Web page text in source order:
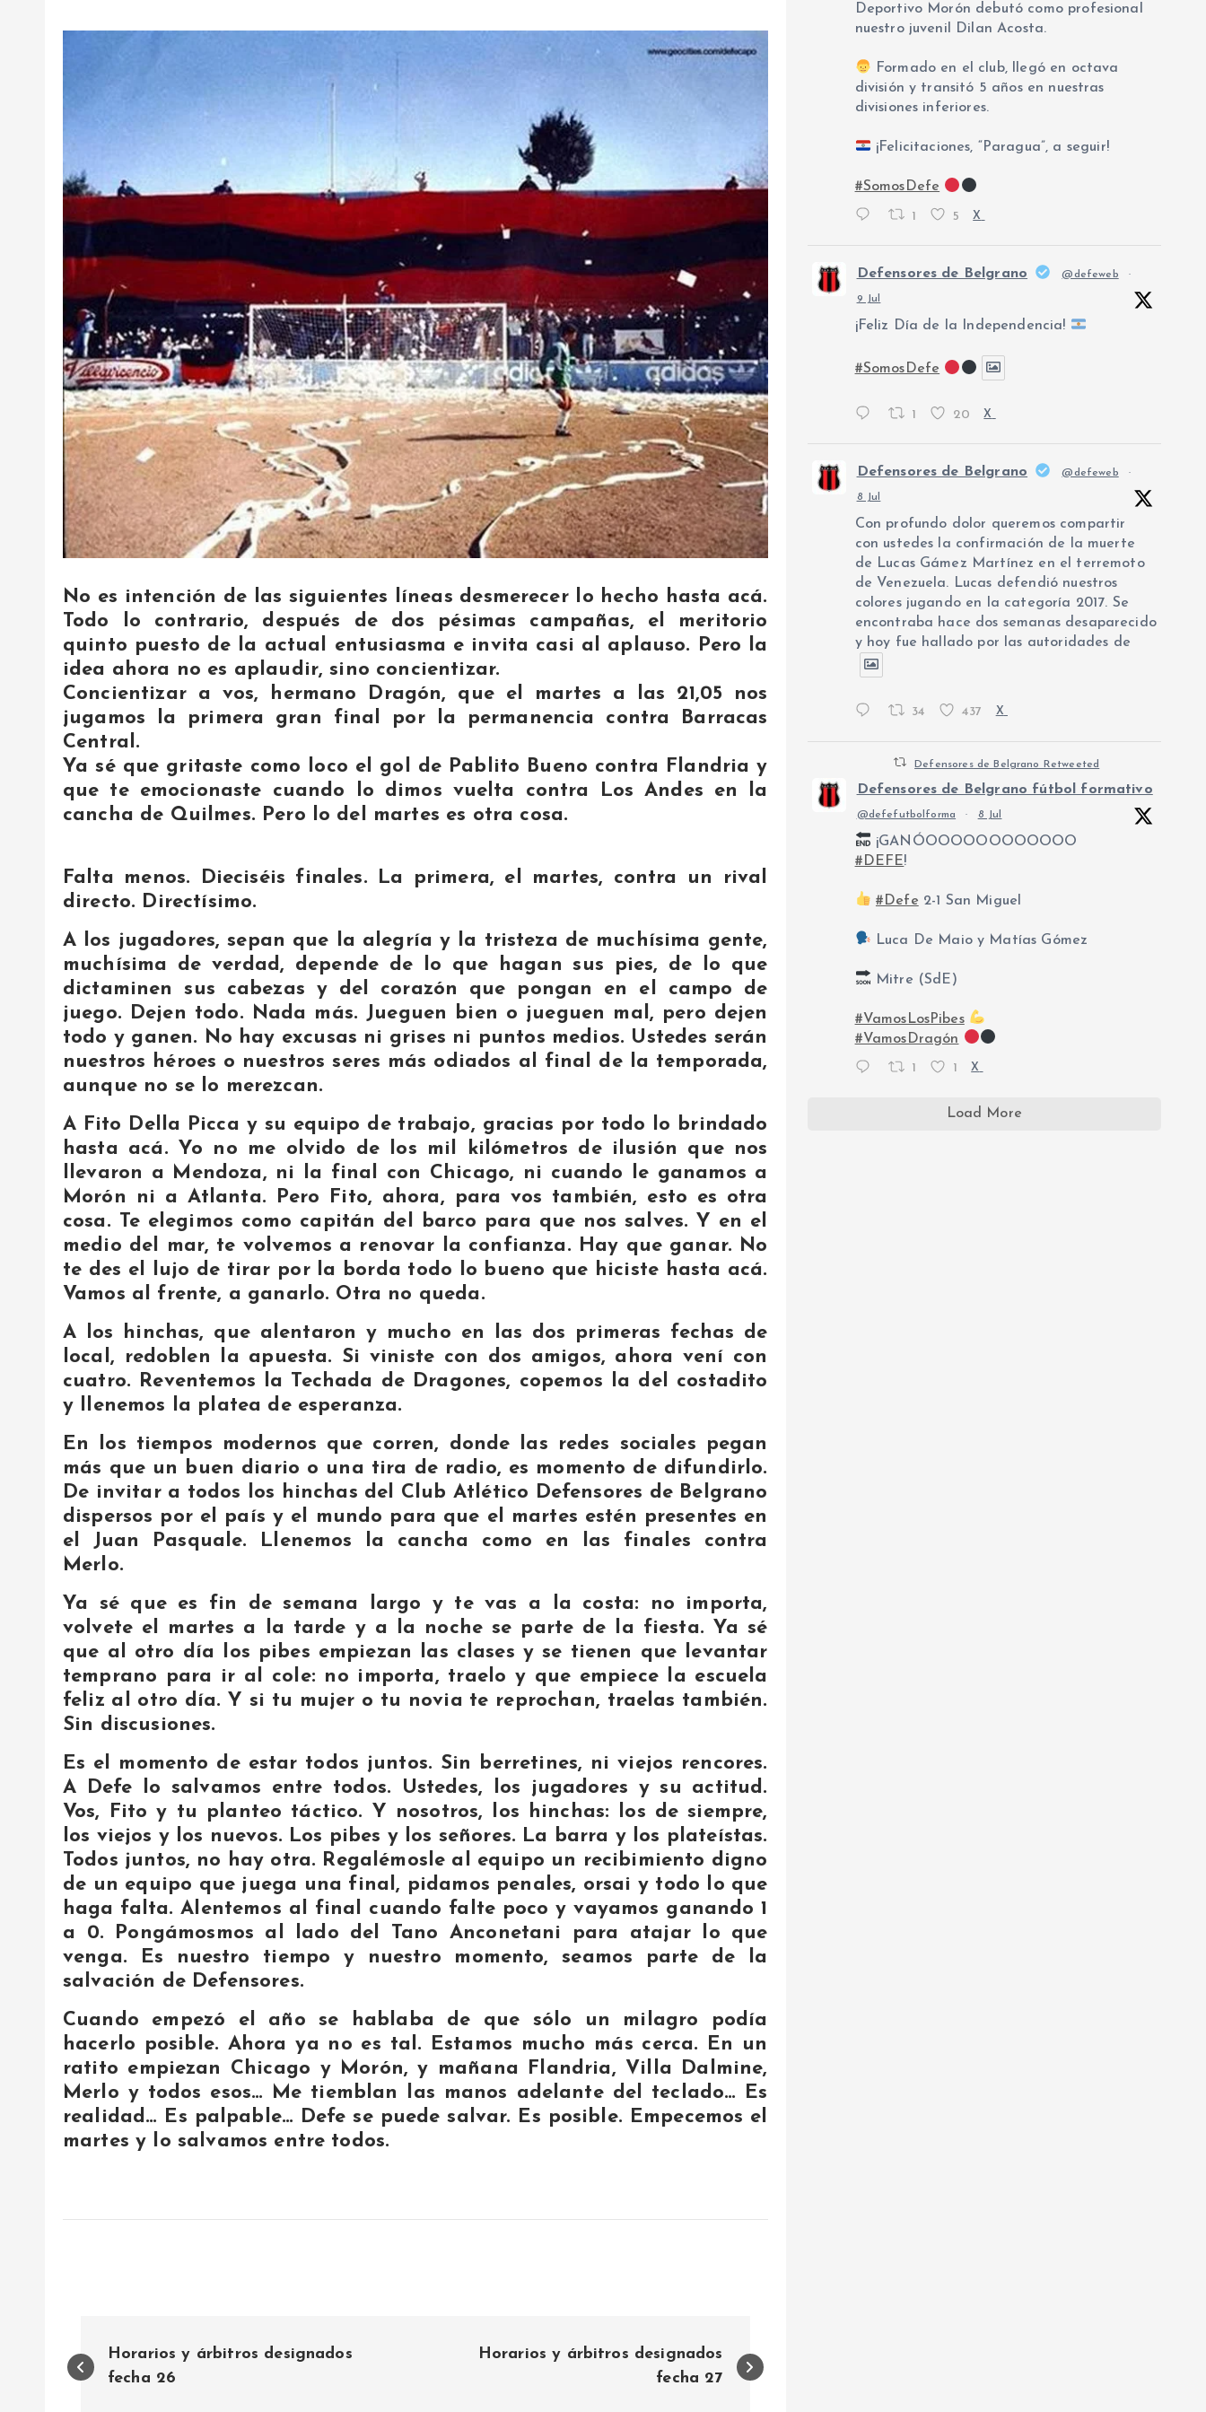
No es intención de las siguientes líneas desmerecer lo hecho hasta acá.
Todo lo contrario, después de dos pésimas campañas, el meritorio
quinto puesto de la actual entusiasma e invita casi al aplauso. Pero la
idea ahora no es aplaudir, sino concientizar.
Concientizar a vos, hermano Dragón, que el martes a las 21,05 nos
jugamos la primera gran final por la permanencia contra Barracas
Central.
Ya sé que gritaste como loco el gol de Pablito Bueno contra Flandria y
que te emocionaste cuando lo dimos vuelta contra Los Andes en la
cancha de Quilmes. Pero lo del martes es otra cosa.
Falta menos. Dieciséis finales. La primera, el martes, contra un rival
directo. Directísimo.
A los jugadores, sepan que la alegría y la tristeza de muchísima gente,
muchísima de verdad, depende de lo que hagan sus pies, de lo que
dictaminen sus cabezas y del corazón que pongan en el campo de
juego. Dejen todo. Nada más. Jueguen bien o jueguen mal, pero dejen
todo y ganen. No hay excusas ni grises ni puntos medios. Ustedes serán
nuestros héroes o nuestros seres más odiados al final de la temporada,
aunque no se lo merezcan.
A Fito Della Picca y su equipo de trabajo, gracias por todo lo brindado
hasta acá. Yo no me olvido de los mil kilómetros de ilusión que nos
llevaron a Mendoza, ni la final con Chicago, ni cuando le ganamos a
Morón ni a Atlanta. Pero Fito, ahora, para vos también, esto es otra
cosa. Te elegimos como capitán del barco para que nos salves. Y en el
medio del mar, te volvemos a renovar la confianza. Hay que ganar. No
te des el lujo de tirar por la borda todo lo bueno que hiciste hasta acá.
Vamos al frente, a ganarlo. Otra no queda.
A los hinchas, que alentaron y mucho en las dos primeras fechas de
local, redoblen la apuesta. Si viniste con dos amigos, ahora vení con
cuatro. Reventemos la Techada de Dragones, copemos la del costadito
y llenemos la platea de esperanza.
En los tiempos modernos que corren, donde las redes sociales pegan
más que un buen diario o una tira de radio, es momento de difundirlo.
De invitar a todos los hinchas del Club Atlético Defensores de Belgrano
dispersos por el país y el mundo para que el martes estén presentes en
el Juan Pasquale. Llenemos la cancha como en las finales contra
Merlo.
Ya sé que es fin de semana largo y te vas a la costa: no importa,
volvete el martes a la tarde y a la noche se parte de la fiesta. Ya sé
que al otro día los pibes empiezan las clases y se tienen que levantar
temprano para ir al cole: no importa, traelo y que empiece la escuela
feliz al otro día. Y si tu mujer o tu novia te reprochan, traelas también.
Sin discusiones.
Es el momento de estar todos juntos. Sin berretines, ni viejos rencores.
A Defe lo salvamos entre todos. Ustedes, los jugadores y su actitud.
Vos, Fito y tu planteo táctico. Y nosotros, los hinchas: los de siempre,
los viejos y los nuevos. Los pibes y los señores. La barra y los plateístas.
Todos juntos, no hay otra. Regalémosle al equipo un recibimiento digno
de un equipo que juega una final, pidamos penales, orsai y todo lo que
haga falta. Alentemos al final cuando falte poco y vayamos ganando 1
a 0. Pongámosmos al lado del Tano Anconetani para atajar lo que
venga. Es nuestro tiempo y nuestro momento, seamos parte de la
salvación de Defensores.
Cuando empezó el año se hablaba de que sólo un milagro podía
hacerlo posible. Ahora ya no es tal. Estamos mucho más cerca. En un
ratito empiezan Chicago y Morón, y mañana Flandria, Villa Dalmine,
Merlo y todos esos… Me tiemblan las manos adelante del teclado… Es
realidad… Es palpable… Defe se puede salvar. Es posible. Empecemos el
martes y lo salvamos entre todos.
a
Horarios y árbitros designados
fecha 26
Horarios y árbitros designados
fecha 27
Deportivo Morón debutó como profesional
nuestro juvenil Dilan Acosta.
Formado en el club, llegó en octava
división y transitó 5 años en nuestras
divisiones inferiores.
¡Felicitaciones, “Paragua”, a seguir!
#SomosDefe
1 5 X
Defensores de Belgrano @defeweb ·
9 Jul
¡Feliz Día de la Independencia!
#SomosDefe
1 20 X
Defensores de Belgrano @defeweb ·
8 Jul
Con profundo dolor queremos compartir
con ustedes la confirmación de la muerte
de Lucas Gámez Martínez en el terremoto
de Venezuela. Lucas defendió nuestros
colores jugando en la categoría 2017. Se
encontraba hace dos semanas desaparecido
y hoy fue hallado por las autoridades de
34 437 X
Defensores de Belgrano Retweeted
Defensores de Belgrano fútbol formativo
@defefutbolforma · 8 Jul
¡GANÓOOOOOOOOOOOO
#DEFE!
#Defe 2-1 San Miguel
Luca De Maio y Matías Gómez
Mitre (SdE)
#VamosLosPibes
#VamosDragón
1 1 X
Load More